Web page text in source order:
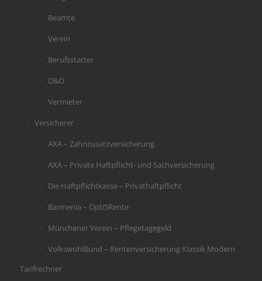
Beamte
Verein
Berufsstarter
D&O
Vermieter
Versicherer
AXA – Zahnzusatzversicherung
AXA – Private Haftpflicht- und Sachversicherung
Die Haftpflichtkasse – Privathaftpflicht
Barmenia – Opti5Rente
Münchener Verein – Pflegetagegeld
VolkswohlBund – Rentenversicherung Klassik Modern
Tarifrechner